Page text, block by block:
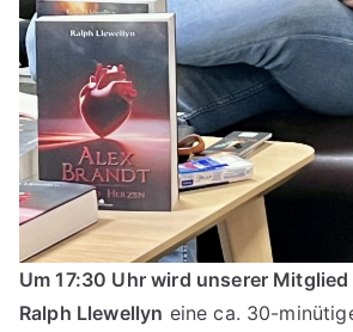
Um 17:30 Uhr wird unserer
Ralph Llewellyn eine ca. 30-